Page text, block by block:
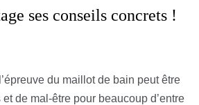
ses conseils concrets !
du maillot de bain peut être
de mal-être pour beaucoup d’entre